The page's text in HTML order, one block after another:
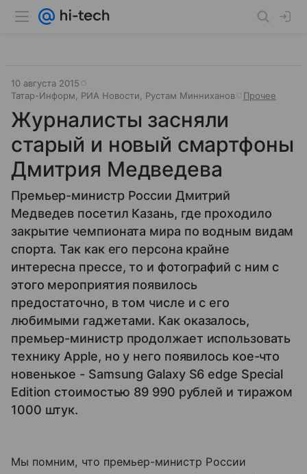
10 августа 2015
Татар-Информ, РИА Новости, Рустам Минниханов
Прочее
Журналисты засняли
старый и новый смартфоны
Дмитрия Медведева
Премьер-министр России Дмитрий
Медведев посетил Казань, где проходило
закрытие чемпионата мира по водным видам
спорта. Так как его персона крайне
интересна прессе, то и фотографий с ним с
этого мероприятия появилось
предостаточно, в том числе и с его
любимыми гаджетами. Как оказалось,
премьер-министр продолжает использовать
технику Apple, но у него появилось кое-что
новенькое - Samsung Galaxy S6 edge Special
Edition стоимостью 89 990 рублей и тиражом
1000 штук.
Мы помним, что премьер-министр России